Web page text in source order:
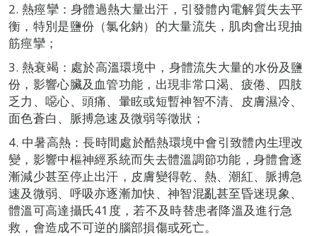
2. 熱痙攣：身體過熱大量出汗，引發體內電解質失去平
衡，特別是鹽份（氯化鈉）的大量流失，肌肉會出現抽
筋痙攣；
3. 熱衰竭：處於高溫環境中，身體流失大量的水份及鹽
份，影響心臟及血管功能，出現非常口渴、疲倦、四肢
乏力、噁心、頭痛、暈眩或短暫神智不清、皮膚濕冷、
面色蒼白、脈搏急速及微弱等徵狀；
4. 中暑高熱：長時間處於酷熱環境中會引致體內生理改
變，影響中樞神經系統而失去體溫調節功能，身體會逐
漸減少甚至停止出汗，皮膚變得乾、熱、潮紅、脈搏急
速及微弱、呼吸亦逐漸加快、神智混亂甚至昏迷現象、
體溫可高達攝氏41度，若不及時替患者降溫及進行急
救，會造成不可逆的腦部損傷或死亡。